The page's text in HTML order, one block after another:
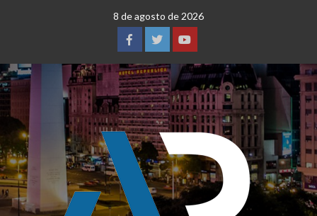
8 de agosto de 2026
Facebook
TwitterYouTube